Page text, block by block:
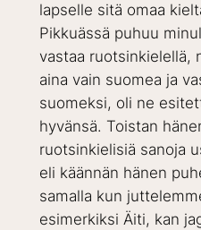
lapselle sitä omaa
Pikkuässä puhuu
vastaa ruotsinkielellä,
aina vain suomea ja
suomeksi, oli ne
hyvänsä. Toistan
ruotsinkielisiä sanoja
eli käännän hänen
samalla kun
esimerkiksi Äiti, kan